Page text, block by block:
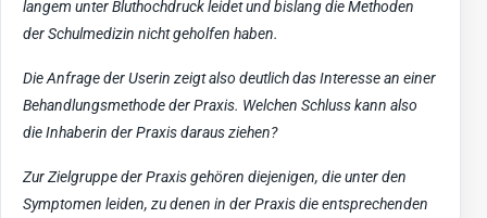
langem unter Bluthochdruck leidet und bislang die Methoden
der Schulmedizin nicht geholfen haben.
Die Anfrage der Userin zeigt also deutlich das Interesse an einer
Behandlungsmethode der Praxis. Welchen Schluss kann also
die Inhaberin der Praxis daraus ziehen?
Zur Zielgruppe der Praxis gehören diejenigen, die unter den
Symptomen leiden, zu denen in der Praxis die entsprechenden